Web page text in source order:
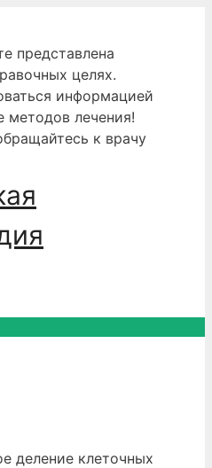
представлена
целях.
информацией
методов лечения!
к врачу
клеточных